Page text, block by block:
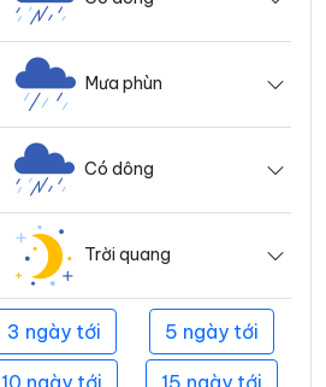
Mưa phùn
Có dông
Trời quang
3 ngày tới 5 ngày tới
10 ngày tới 15 ngày tới